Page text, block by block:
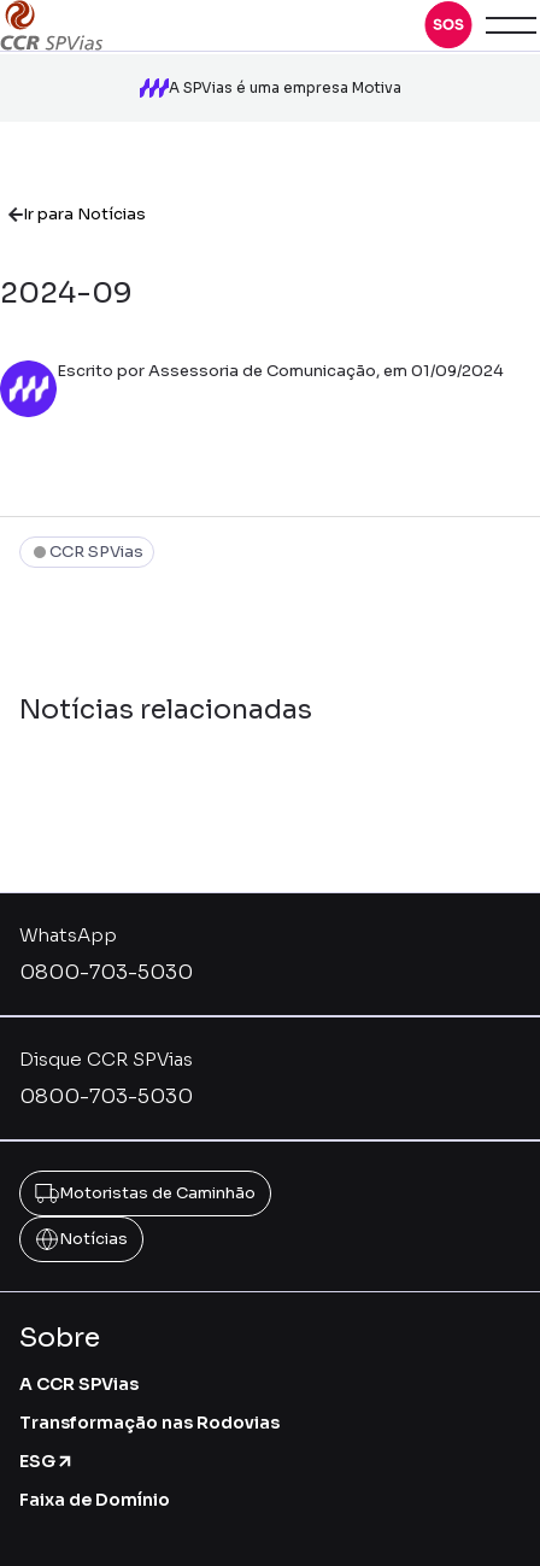
A SPVias é uma empresa Motiva
Ir para Notícias
2024-09
Escrito por Assessoria de Comunicação, em 01/09/2024
CCR SPVias
Notícias relacionadas
Disque CCR SPVias
0800-703-5030
WhatsApp
0800-703-5030
Motoristas de Caminhão
Notícias
Sobre
A CCR SPVias
Transformação nas Rodovias
ESG
Faixa de Domínio